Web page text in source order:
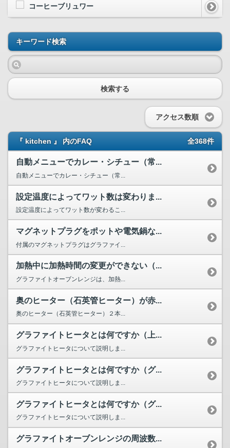
コーヒーブリュワー
キーワード検索
検索する
アクセス数順
『 kitchen 』 内のFAQ 全368件
自動メニューでカレー・シチュー（常...
自動メニューでカレー・シチュー（常...
設定温度によってワット数は変わりま...
設定温度によってワット数が変わるこ...
マグネットプラグをポットや電気鍋な...
付属のマグネットプラグはグラファイ...
加熱中に加熱時間の変更ができない（...
グラファイトオーブンレンジは、加熱...
奥のヒーター（石英管ヒーター）が赤...
奥のヒーター（石英管ヒーター）２本...
グラファイトヒータとは何ですか（上...
グラファイトヒータについて説明しま...
グラファイトヒータとは何ですか（グ...
グラファイトヒータについて説明しま...
グラファイトヒータとは何ですか（グ...
グラファイトヒータについて説明しま...
グラファイトオーブンレンジの周波数...